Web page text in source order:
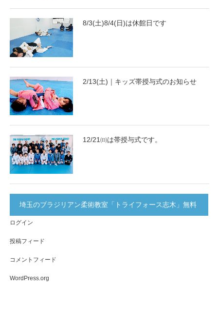
8/3(土)8/4(日)は休館日です
2/13(土)｜キッズ帯授与式のお知らせ
12/21㈰は帯授与式です。
埼玉のブラジリアン柔術教室「トライフォース志木」無料
体験実施中！
ログイン
投稿フィード
コメントフィード
WordPress.org